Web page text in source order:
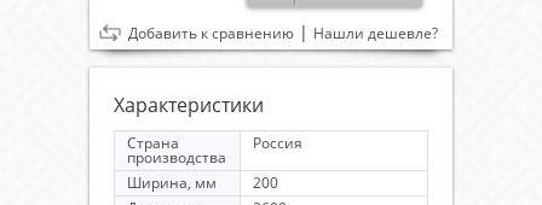
Добавить к сравнению | Нашли дешевле?
Характеристики
Страна
производства
Россия
Ширина, мм
200